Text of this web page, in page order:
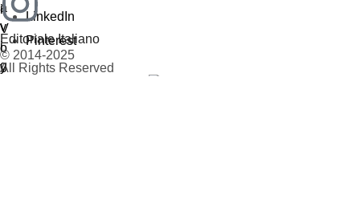
Editoriale Italiano
© 2014-2025
All Rights Reserved
LinkedIn
Pinterest